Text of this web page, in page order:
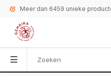
Meer dan 6459 unieke